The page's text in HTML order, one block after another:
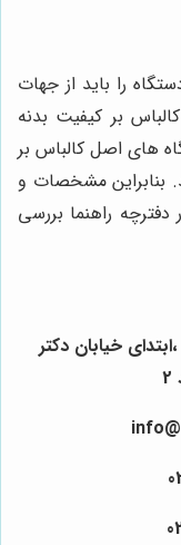
را باید از جهات
بر کیفیت بدنه‌
های اصل کالباس بر
بنابراین مشخصات و
دفترچه راهنما بررسی
خیابان دکتر